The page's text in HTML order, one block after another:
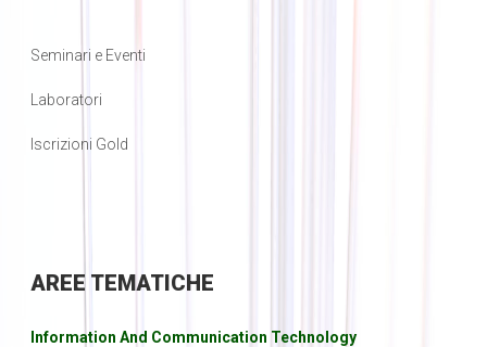
Seminari e Eventi
Laboratori
Iscrizioni Gold
AREE TEMATICHE
Information And Communication Technology